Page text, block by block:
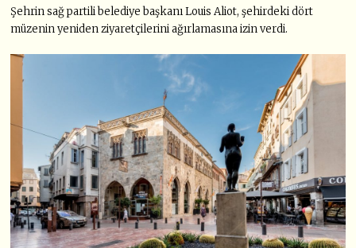
Şehrin sağ partili belediye başkanı Louis Aliot, şehirdeki dört
müzenin yeniden ziyaretçilerini ağırlamasına izin verdi.